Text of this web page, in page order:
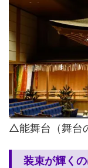
△能舞台（舞台
装束が輝くの